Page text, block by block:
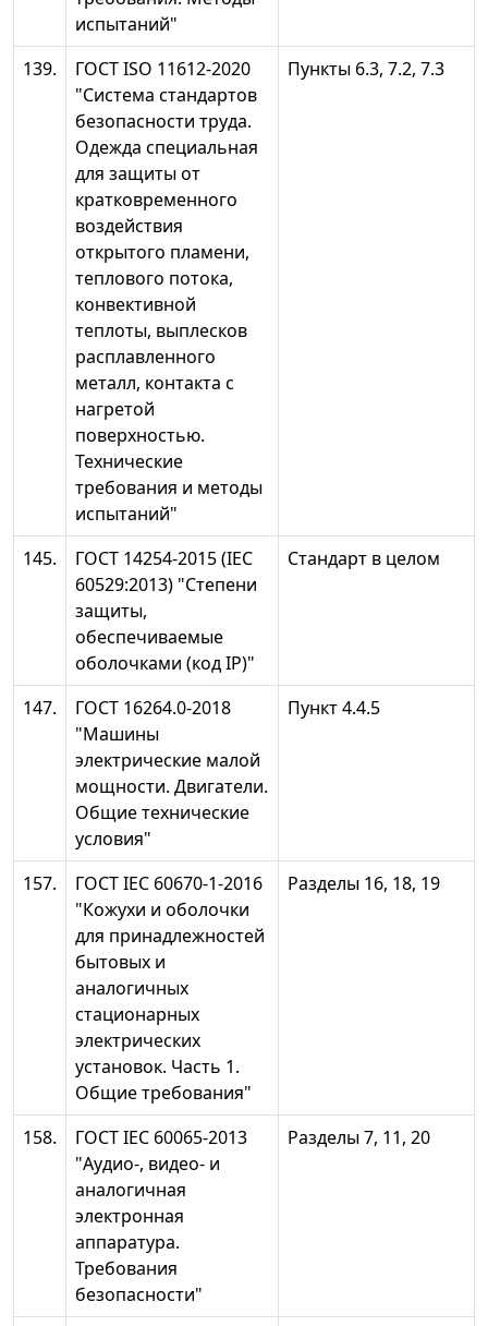
испытаний"
139.
ГОСТ ISO 11612-2020
"Система стандартов
безопасности труда.
Одежда специальная
для защиты от
кратковременного
воздействия
открытого пламени,
теплового потока,
конвективной
теплоты, выплесков
расплавленного
металл, контакта с
нагретой
поверхностью.
Технические
требования и методы
испытаний"
Пункты 6.3, 7.2, 7.3
145.
ГОСТ 14254-2015 (IEC
60529:2013) "Степени
защиты,
обеспечиваемые
оболочками (код IP)"
Стандарт в целом
147.
ГОСТ 16264.0-2018
"Машины
электрические малой
мощности. Двигатели.
Общие технические
условия"
Пункт 4.4.5
157.
ГОСТ IEC 60670-1-2016
"Кожухи и оболочки
для принадлежностей
бытовых и
аналогичных
стационарных
электрических
установок. Часть 1.
Общие требования"
Разделы 16, 18, 19
158.
ГОСТ IEC 60065-2013
"Аудио-, видео- и
аналогичная
электронная
аппаратура.
Требования
безопасности"
Разделы 7, 11, 20